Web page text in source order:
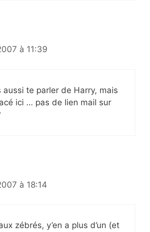
à 11:39
aussi te parler de Harry, mais
ici … pas de lien mail sur
à 18:14
zébrés, y’en a plus d’un (et